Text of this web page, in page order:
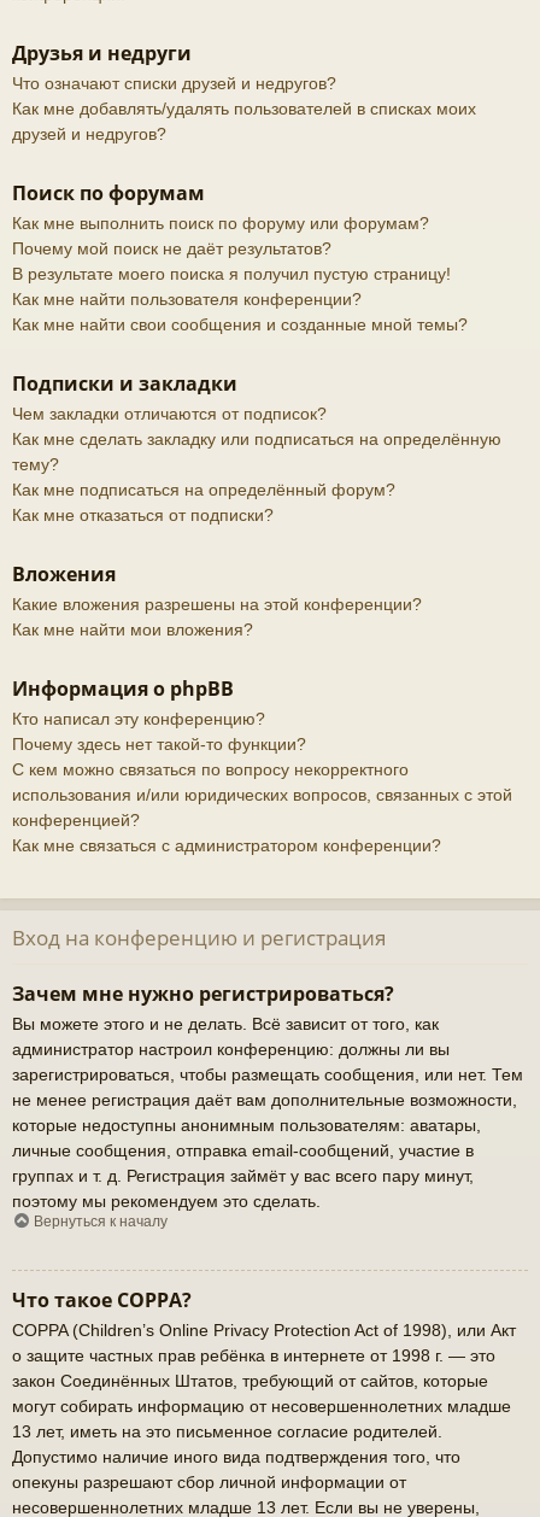
Друзья и недруги
Что означают списки друзей и недругов?
Как мне добавлять/удалять пользователей в списках моих
друзей и недругов?
Поиск по форумам
Как мне выполнить поиск по форуму или форумам?
Почему мой поиск не даёт результатов?
В результате моего поиска я получил пустую страницу!
Как мне найти пользователя конференции?
Как мне найти свои сообщения и созданные мной темы?
Подписки и закладки
Чем закладки отличаются от подписок?
Как мне сделать закладку или подписаться на определённую
тему?
Как мне подписаться на определённый форум?
Как мне отказаться от подписки?
Вложения
Какие вложения разрешены на этой конференции?
Как мне найти мои вложения?
Информация о phpBB
Кто написал эту конференцию?
Почему здесь нет такой-то функции?
С кем можно связаться по вопросу некорректного
использования и/или юридических вопросов, связанных с этой
конференцией?
Как мне связаться с администратором конференции?
Вход на конференцию и регистрация
Зачем мне нужно регистрироваться?
Вы можете этого и не делать. Всё зависит от того, как
администратор настроил конференцию: должны ли вы
зарегистрироваться, чтобы размещать сообщения, или нет. Тем
не менее регистрация даёт вам дополнительные возможности,
которые недоступны анонимным пользователям: аватары,
личные сообщения, отправка email-сообщений, участие в
группах и т. д. Регистрация займёт у вас всего пару минут,
поэтому мы рекомендуем это сделать.
Вернуться к началу
Что такое COPPA?
COPPA (Children’s Online Privacy Protection Act of 1998), или Акт
о защите частных прав ребёнка в интернете от 1998 г. — это
закон Соединённых Штатов, требующий от сайтов, которые
могут собирать информацию от несовершеннолетних младше
13 лет, иметь на это письменное согласие родителей.
Допустимо наличие иного вида подтверждения того, что
опекуны разрешают сбор личной информации от
несовершеннолетних младше 13 лет. Если вы не уверены,